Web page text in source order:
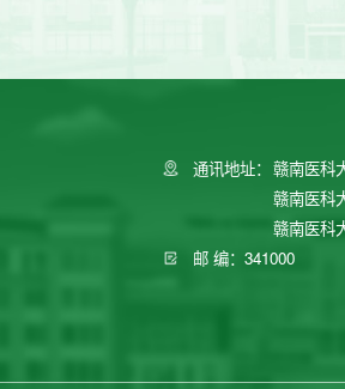
通讯地址： 赣南医科
赣南医科
赣南医科
邮 编：341000